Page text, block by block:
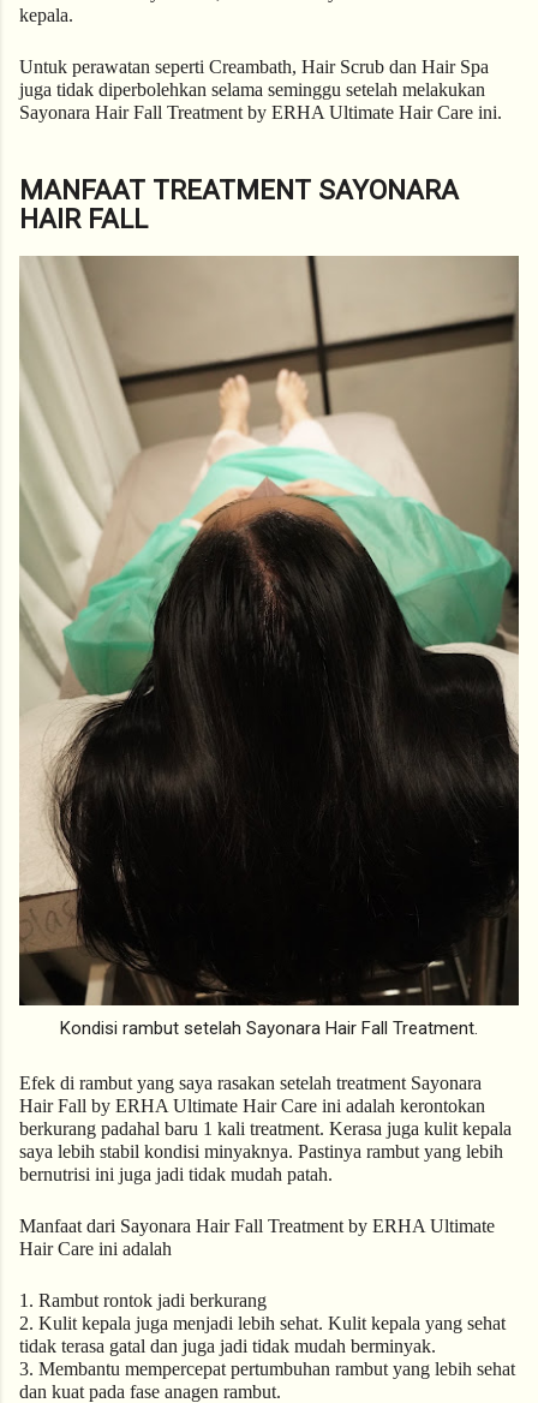
kepala.
Untuk perawatan seperti Creambath, Hair Scrub dan Hair Spa
juga tidak diperbolehkan selama seminggu setelah melakukan
Sayonara Hair Fall Treatment by ERHA Ultimate Hair Care ini.
MANFAAT TREATMENT SAYONARA
HAIR FALL
Kondisi rambut setelah Sayonara Hair Fall Treatment.
Efek di rambut yang saya rasakan setelah treatment Sayonara
Hair Fall by ERHA Ultimate Hair Care ini adalah kerontokan
berkurang padahal baru 1 kali treatment. Kerasa juga kulit kepala
saya lebih stabil kondisi minyaknya. Pastinya rambut yang lebih
bernutrisi ini juga jadi tidak mudah patah.
Manfaat dari Sayonara Hair Fall Treatment by ERHA Ultimate
Hair Care ini adalah
1. Rambut rontok jadi berkurang
2. Kulit kepala juga menjadi lebih sehat. Kulit kepala yang sehat
tidak terasa gatal dan juga jadi tidak mudah berminyak.
3. Membantu mempercepat pertumbuhan rambut yang lebih sehat
dan kuat pada fase anagen rambut.